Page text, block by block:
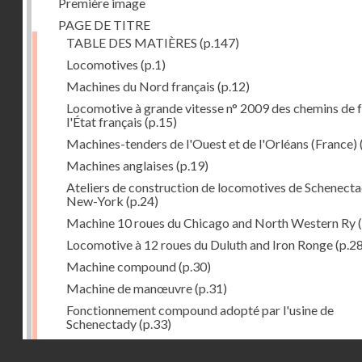
PAGE DE TITRE
TABLE DES MATIÈRES (p.147)
Locomotives (p.1)
Machines du Nord français (p.12)
Locomotive à grande vitesse n° 2009 des chemins de
l'État français (p.15)
Machines-tenders de l'Ouest et de l'Orléans (France)
Machines anglaises (p.19)
Ateliers de construction de locomotives de
New-York (p.24)
Machine 10 roues du Chicago and North Western Ry
Locomotive à 12 roues du Duluth and Iron Ronge
Machine compound(p.30)
Machine de manœuvre(p.31)
Fonctionnement compound adopté par l'usine de
Schenectady(p.33)